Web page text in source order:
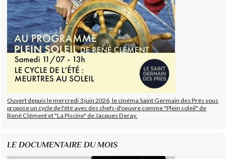
Ouvert depuis le mercredi 3 juin 2026, le cinéma Saint Germain des Prés vous
propose un cycle de l'été avec des chefs-d'oeuvre comme "Plein soleil" de
René Clément et "La Piscine" de Jacques Deray.
LE DOCUMENTAIRE DU MOIS